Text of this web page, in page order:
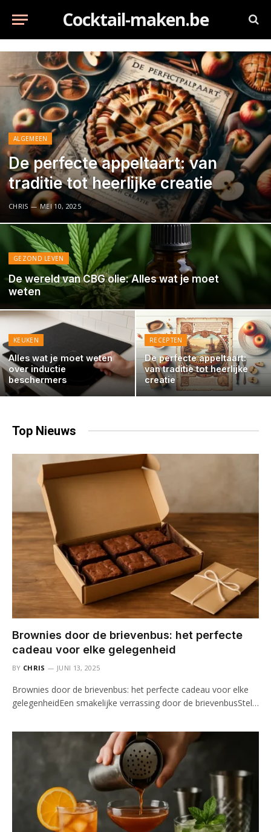
Cocktail-maken.be
ALGEMEEN
De perfecte appeltaart: van
traditie tot heerlijke creatie
CHRIS MEI 10, 2025
GEZOND LEVEN
De wereld van CBG olie: Alles wat je moet
weten
KEUKEN
Alles wat je moet weten
over inductie
beschermers
RECEPTEN
De perfecte appeltaart:
van traditie tot heerlijke
creatie
Top Nieuws
Brownies door de brievenbus: het perfecte
cadeau voor elke gelegenheid
BY CHRIS JUNI 13, 2025
Brownies door de brievenbus: het perfecte cadeau voor elke
gelegenheidEen smakelijke verrassing door de brievenbusStel…